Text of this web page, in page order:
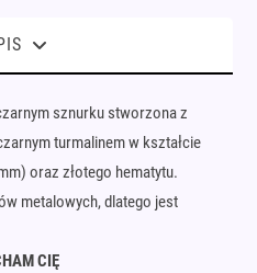
sznurku stworzona z
turmalinem w kształcie
oraz złotego hematytu.
metalowych, dlatego jest
CIĘ